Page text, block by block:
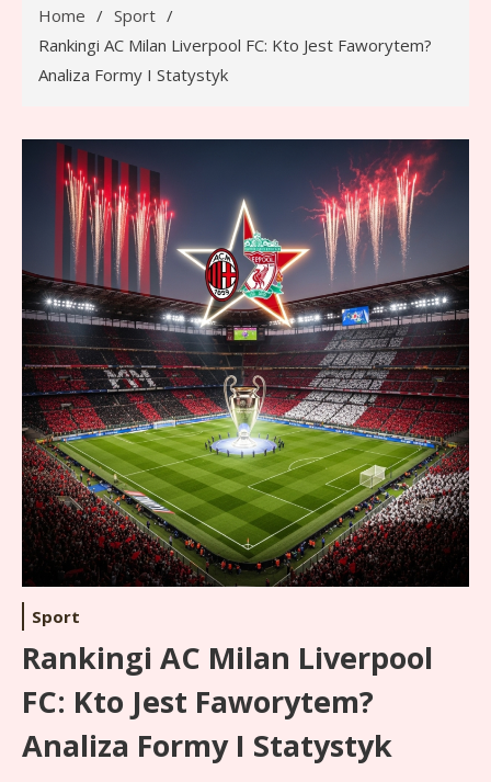
Home
Sport
Rankingi AC Milan Liverpool FC: Kto Jest Faworytem?
Analiza Formy I Statystyk
Sport
Rankingi AC Milan Liverpool
FC: Kto Jest Faworytem?
Analiza Formy I Statystyk